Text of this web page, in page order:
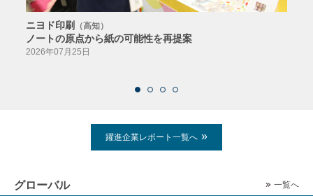
ニヨド印刷 （高知）
ノートの原点から紙の可能性を再提案
2026年07月25日
躍進企業レポート一覧へ
グローバル 一覧へ